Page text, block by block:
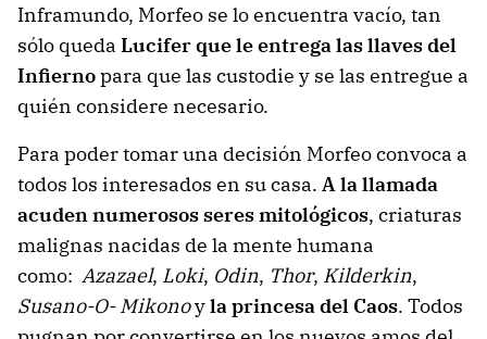
Inframundo, Morfeo se lo encuentra vacío, tan
sólo queda Lucifer que le entrega las llaves del
Infiernopara que las custodie y se las entregue a
quién considere necesario.
Para poder tomar una decisión Morfeo convoca a
todos los interesados en su casa. A la llamada
acuden numerosos seres mitológicos, criaturas
malignas nacidas de la mente humana
como: Azazael, Loki, Odin, Thor, Kilderkin,
Susano-O- Mikonoyla princesa del Caos. Todos